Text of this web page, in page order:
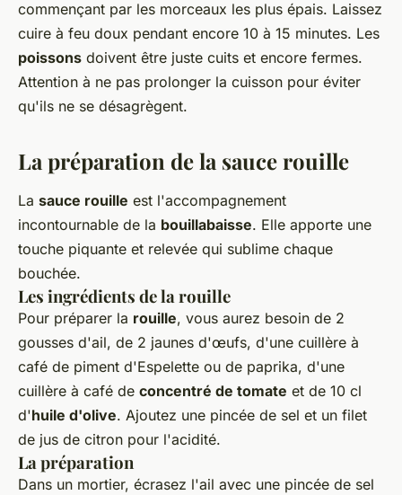
commençant par les morceaux les plus épais. Laissez
cuire à feu doux pendant encore 10 à 15 minutes. Les
poissons doivent être juste cuits et encore fermes.
Attention à ne pas prolonger la cuisson pour éviter
qu'ils ne se désagrègent.
La préparation de la sauce rouille
La sauce rouille est l'accompagnement
incontournable de la bouillabaisse. Elle apporte une
touche piquante et relevée qui sublime chaque
bouchée.
Les ingrédients de la rouille
Pour préparer la rouille, vous aurez besoin de 2
gousses d'ail, de 2 jaunes d'œufs, d'une cuillère à
café de piment d'Espelette ou de paprika, d'une
cuillère à café de concentré de tomate et de 10 cl
d'huile d'olive. Ajoutez une pincée de sel et un filet
de jus de citron pour l'acidité.
La préparation
Dans un mortier, écrasez l'ail avec une pincée de sel